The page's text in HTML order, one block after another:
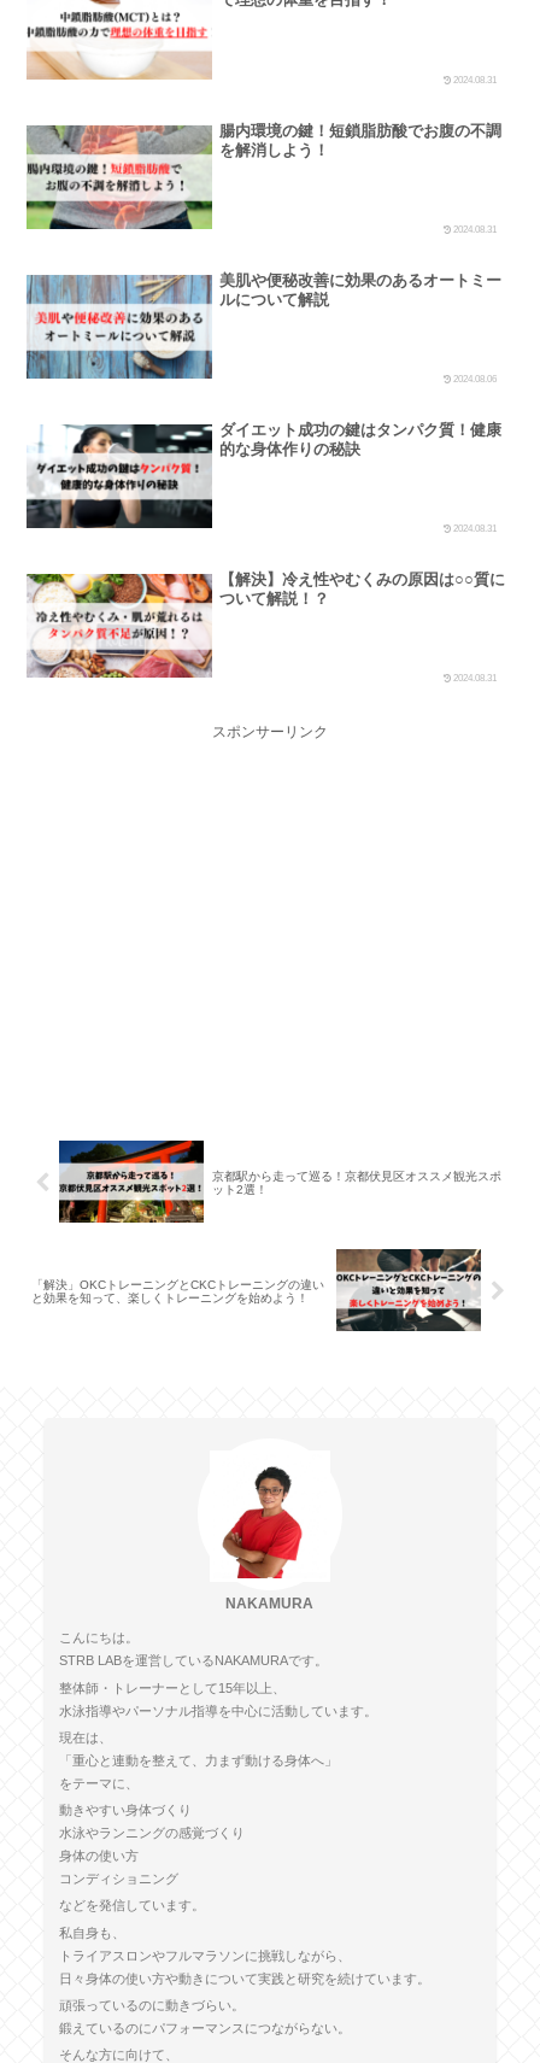
2024.08.31
腸内環境の鍵！短鎖脂肪酸でお腹の不調
を解消しよう！
2024.08.31
美肌や便秘改善に効果のあるオートミー
ルについて解説
2024.08.06
ダイエット成功の鍵はタンパク質！健康
的な身体作りの秘訣
2024.08.31
【解決】冷え性やむくみの原因は○○質に
ついて解説！？
2024.08.31
スポンサーリンク
京都駅から走って巡る！京都伏見区オススメ観光スポ
ット2選！
「解決」OKCトレーニングとCKCトレーニングの違い
と効果を知って、楽しくトレーニングを始めよう！
NAKAMURA
こんにちは。
STRB LABを運営しているNAKAMURAです。
整体師・トレーナーとして15年以上、
水泳指導やパーソナル指導を中心に活動しています。
現在は、
「重心と連動を整えて、力まず動ける身体へ」
をテーマに、
動きやすい身体づくり
水泳やランニングの感覚づくり
身体の使い方
コンディショニング
などを発信しています。
私自身も、
トライアスロンやフルマラソンに挑戦しながら、
日々身体の使い方や動きについて実践と研究を続けています。
頑張っているのに動きづらい。
鍛えているのにパフォーマンスにつながらない。
そんな方に向けて、